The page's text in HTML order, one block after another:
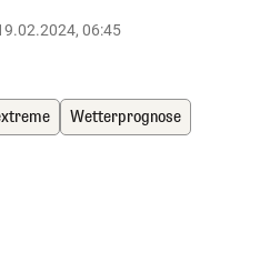
06:45
Wetterprognose